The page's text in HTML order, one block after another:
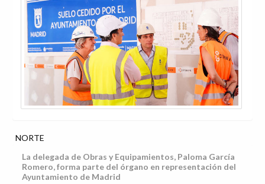
NORTE
La delegada de Obras y Equipamientos, Paloma García
Romero, forma parte del órgano en representación del
Ayuntamiento de Madrid